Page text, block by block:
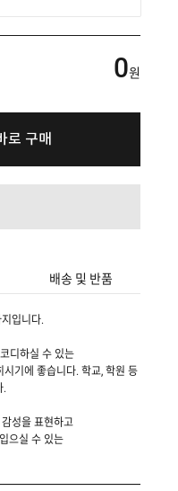
0원
로 구매
배송 및 반품
입니다.
디하실 수 있는
기에 좋습니다. 학교, 학원 등
.
성을 표현하고
으실 수 있는